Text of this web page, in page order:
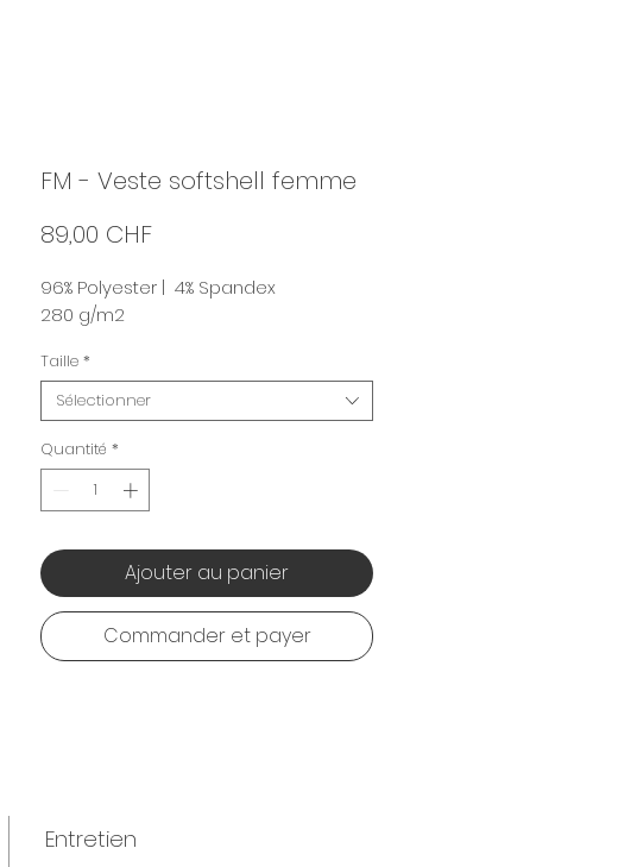
FM - Veste softshell femme
89,00 CHFPrix
96% Polyester | 4% Spandex
280 g/m2
Taille *
Sélectionner
Quantité *
Ajouter au panier
Commander et payer
Entretien